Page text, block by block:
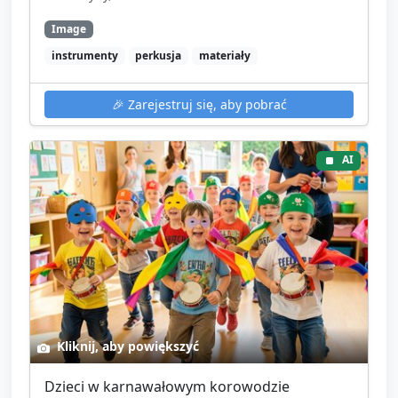
najbardziej podobało i jakie instrumenty wybierali.
Pożegnanie: krótka piosenka pożegnalna i
przypomnienie, że dziś mieliśmy karnawałowy
korowód oraz zaproszenie do opowiedzenia o
zajęciach rodzicom.
Image
instrumenty
perkusja materiały
🎉 Zarejestruj się, aby pobrać
AI
Kliknij, aby powiększyć
Dzieci w karnawałowym korowodzie